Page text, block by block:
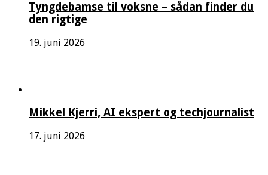
Tyngdebamse til voksne – sådan finder du
den rigtige
19. juni 2026
Mikkel Kjerri, AI ekspert og techjournalist
17. juni 2026